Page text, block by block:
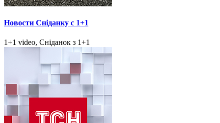
Новости Сніданку с 1+1
1+1 video, Сніданок з 1+1